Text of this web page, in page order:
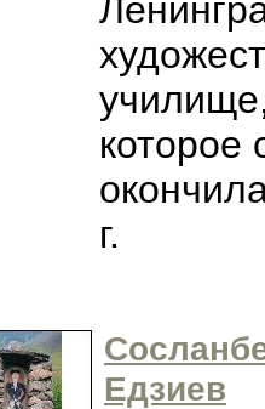
которое
г.
Едзиев